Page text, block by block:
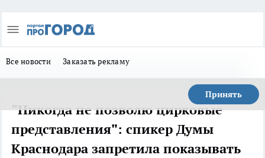
Все новости Заказать рекламу
Принять
"Никогда не позволю цирковые
представления": спикер Думы
Краснодара запретила показывать